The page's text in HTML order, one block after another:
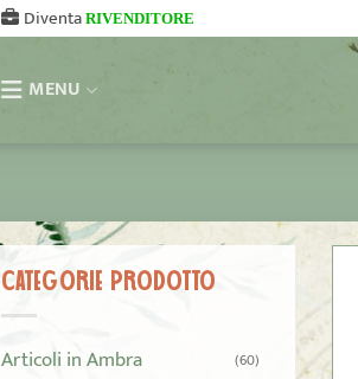
Diventa RIVENDITORE
MENU
CATEGORIE PRODOTTO
Articoli in Ambra (60)